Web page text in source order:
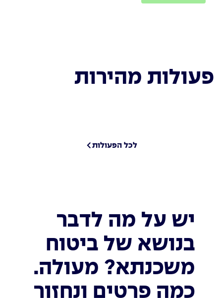
פעולות מהירות
לכל הפעולות
יש על מה לדבר
בנושא של ביטוח
משכנתא? מעולה.
כמה פרטים ונחזור